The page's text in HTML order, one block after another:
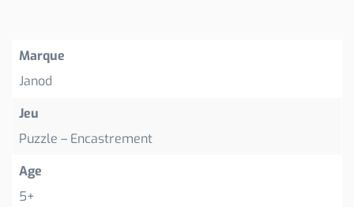
Marque
Janod
Jeu
Puzzle – Encastrement
Age
5+